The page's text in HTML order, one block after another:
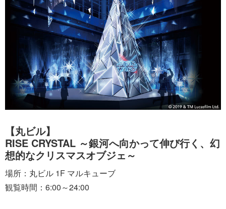
【丸ビル】
RISE CRYSTAL ～銀河へ向かって伸び行く、幻
想的なクリスマスオブジェ～
場所：丸ビル 1F マルキューブ
観覧時間：6:00～24:00